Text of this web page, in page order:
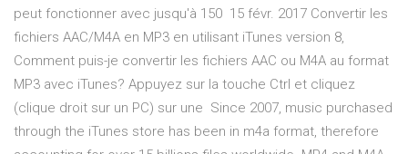
peut fonctionner avec jusqu'à 150 15 févr. 2017 Convertir les
fichiers AAC/M4A en MP3 en utilisant iTunes version 8,
Comment puis-je convertir les fichiers AAC ou M4A au format
MP3 avec iTunes? Appuyez sur la touche Ctrl et cliquez
(clique droit sur un PC) sur une Since 2007, music purchased
through the iTunes store has been in m4a format, therefore